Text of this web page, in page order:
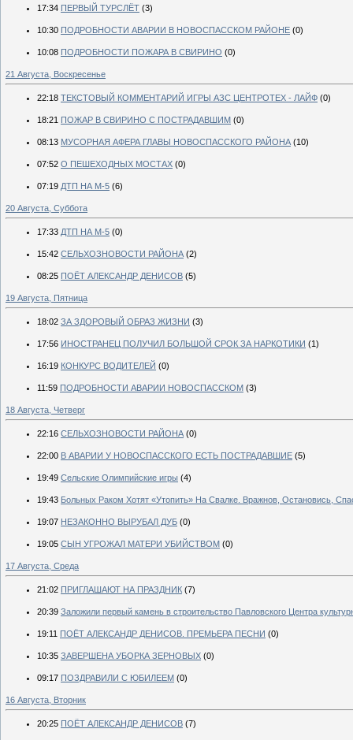
17:34 ПЕРВЫЙ ТУРСЛЁТ (3)
10:30 ПОДРОБНОСТИ АВАРИИ В НОВОСПАССКОМ РАЙОНЕ (0)
10:08 ПОДРОБНОСТИ ПОЖАРА В СВИРИНО (0)
21 Августа, Воскресенье
22:18 ТЕКСТОВЫЙ КОММЕНТАРИЙ ИГРЫ АЗС ЦЕНТРОТЕХ - ЛАЙФ (0)
18:21 ПОЖАР В СВИРИНО С ПОСТРАДАВШИМ (0)
08:13 МУСОРНАЯ АФЕРА ГЛАВЫ НОВОСПАССКОГО РАЙОНА (10)
07:52 О ПЕШЕХОДНЫХ МОСТАХ (0)
07:19 ДТП НА М-5 (6)
20 Августа, Суббота
17:33 ДТП НА М-5 (0)
15:42 СЕЛЬХОЗНОВОСТИ РАЙОНА (2)
08:25 ПОЁТ АЛЕКСАНДР ДЕНИСОВ (5)
19 Августа, Пятница
18:02 ЗА ЗДОРОВЫЙ ОБРАЗ ЖИЗНИ (3)
17:56 ИНОСТРАНЕЦ ПОЛУЧИЛ БОЛЬШОЙ СРОК ЗА НАРКОТИКИ (1)
16:19 КОНКУРС ВОДИТЕЛЕЙ (0)
11:59 ПОДРОБНОСТИ АВАРИИ НОВОСПАССКОМ (3)
18 Августа, Четверг
22:16 СЕЛЬХОЗНОВОСТИ РАЙОНА (0)
22:00 В АВАРИИ У НОВОСПАССКОГО ЕСТЬ ПОСТРАДАВШИЕ (5)
19:49 Сельские Олимпийские игры (4)
19:43 Больных Раком Хотят «Утопить» На Свалке. Вражнов, Остановись,
19:07 НЕЗАКОННО ВЫРУБАЛ ДУБ (0)
19:05 СЫН УГРОЖАЛ МАТЕРИ УБИЙСТВОМ (0)
17 Августа, Среда
21:02 ПРИГЛАШАЮТ НА ПРАЗДНИК (7)
20:39 Заложили первый камень в строительство Павловского Центра
19:11 ПОЁТ АЛЕКСАНДР ДЕНИСОВ. ПРЕМЬЕРА ПЕСНИ (0)
10:35 ЗАВЕРШЕНА УБОРКА ЗЕРНОВЫХ (0)
09:17 ПОЗДРАВИЛИ С ЮБИЛЕЕМ (0)
16 Августа, Вторник
20:25 ПОЁТ АЛЕКСАНДР ДЕНИСОВ (7)